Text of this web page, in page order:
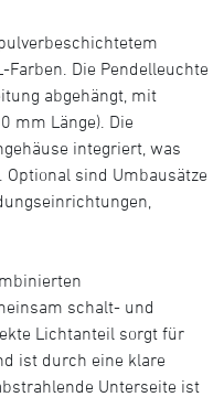
Die Pendelleuchte
abgehängt, mit
mm Länge). Die
integriert, was
sind Umbausätze
schalt- und
Lichtanteil sorgt für
ist durch eine klare
Unterseite ist